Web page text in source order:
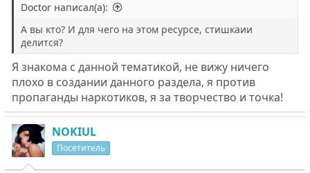
Doctor написал(а):
А вы кто? И для чего на этом ресурсе, стишкаии
делится?
Я знакома с данной тематикой, не вижу ничего
плохо в создании данного раздела, я против
пропаганды наркотиков, я за творчество и точка!
NOKIUL
Посетитель